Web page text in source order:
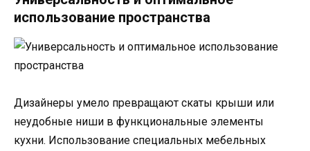
использование пространства
Дизайнеры умело превращают скаты крыши или
неудобные ниши в функциональные элементы
кухни. Использование специальных мебельных